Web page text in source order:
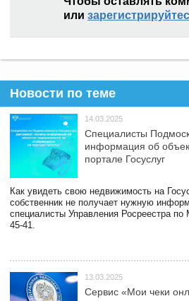
или
Новости по теме
14.03.2025
Специалисты
информация об
портале Госуслуг
Как увидеть свою недвижимость на
собственник не получает нужную
специалисты Управления Росреестра
45-41.
13.03.2025
Сервис «Мои чеки